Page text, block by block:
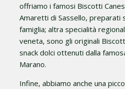
offriamo i famosi Biscotti
Amaretti di Sassello, preparati
famiglia; altra specialità
veneta, sono gli originali
snack dolci ottenuti dalla
Marano.
Infine, abbiamo anche una